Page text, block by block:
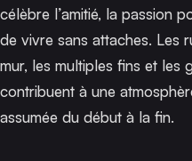
célèbre l’amitié, la passion
de vivre sans attaches. Les
mur, les multiples fins et les
contribuent à une
assumée du début à la fin.